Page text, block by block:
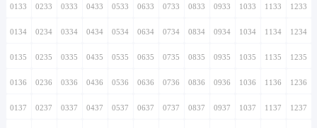
0133 0233 0333 0433 0533 0633 0733 0833 0933 1033 1133 1233
0134 0234 0334 0434 0534 0634 0734 0834 0934 1034 1134 1234
0135 0235 0335 0435 0535 0635 0735 0835 0935 1035 1135 1235
0136 0236 0336 0436 0536 0636 0736 0836 0936 1036 1136 1236
0137 0237 0337 0437 0537 0637 0737 0837 0937 1037 1137 1237